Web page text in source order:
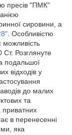
пресів "ПМК"
сировини, а
. Особливістю
Розглянуте
подальшої
відходів у
до малих
та
приватних
в перенесенні
яка